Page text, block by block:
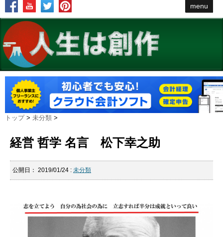
menu
トップ > 未分類 >
経営 哲学 名言 松下幸之助
公開日： 2019/01/24 : 未分類